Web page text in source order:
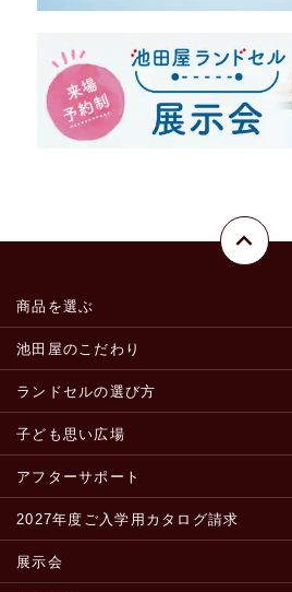
商品を選ぶ
池田屋のこだわり
ランドセルの選び方
子ども思い広場
アフターサポート
2027年度ご入学用カタログ請求
展示会